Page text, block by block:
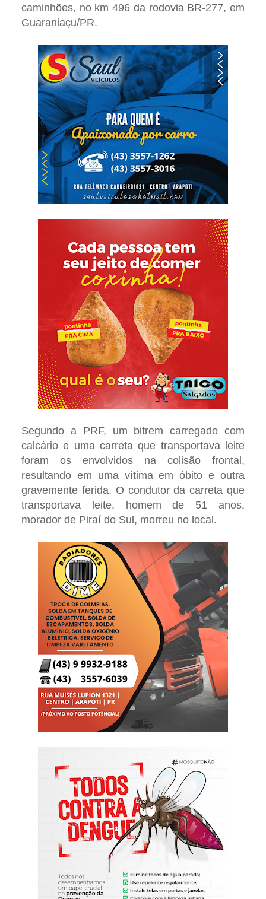
caminhões, no km 496 da rodovia BR-277, em
Guaraniaçu/PR.
Segundo a PRF, um bitrem carregado com
calcário e uma carreta que transportava leite
foram os envolvidos na colisão frontal,
resultando em uma vítima em óbito e outra
gravemente ferida. O condutor da carreta que
transportava leite, homem de 51 anos,
morador de Piraí do Sul, morreu no local.